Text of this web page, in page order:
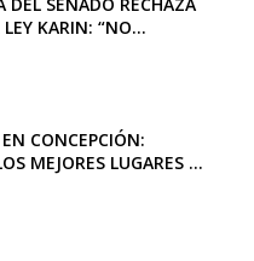
LEY KARIN: “NO...
CONCEPCIÓN:
MEJORES LUGARES ...